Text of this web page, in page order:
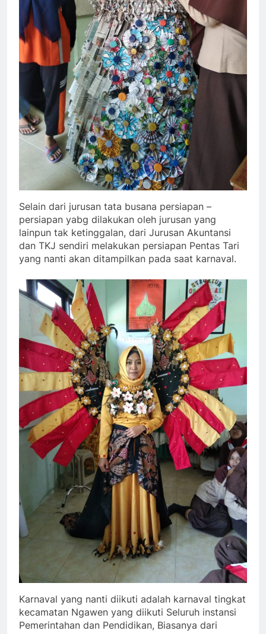
Selain dari jurusan tata busana persiapan –
persiapan yabg dilakukan oleh jurusan yang
lainpun tak ketinggalan, dari Jurusan Akuntansi
dan TKJ sendiri melakukan persiapan Pentas Tari
yang nanti akan ditampilkan pada saat karnaval.
Karnaval yang nanti diikuti adalah karnaval tingkat
kecamatan Ngawen yang diikuti Seluruh instansi
Pemerintahan dan Pendidikan, Biasanya dari